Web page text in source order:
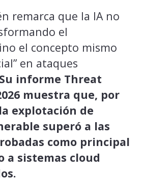
remarca que la IA no
el
el concepto mismo
en ataques
Su informe Threat
muestra que, por
explotación de
superó a las
como principal
a sistemas cloud